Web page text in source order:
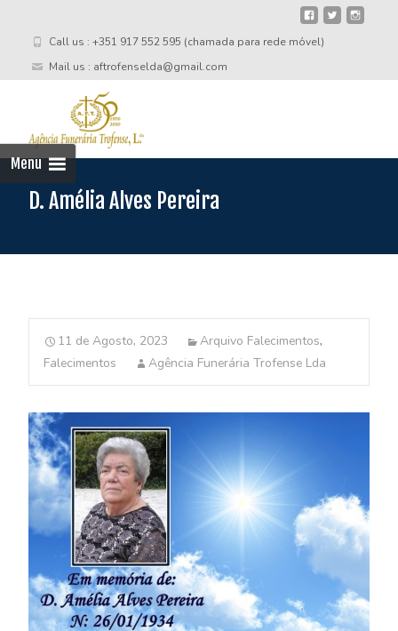
Call us : +351 917 552 595 (chamada para rede móvel)
Mail us : aftrofenselda@gmail.com
Menu
D. Amélia Alves Pereira
11 de Agosto, 2023 Arquivo Falecimentos,
Falecimentos
Agência Funerária Trofense Lda